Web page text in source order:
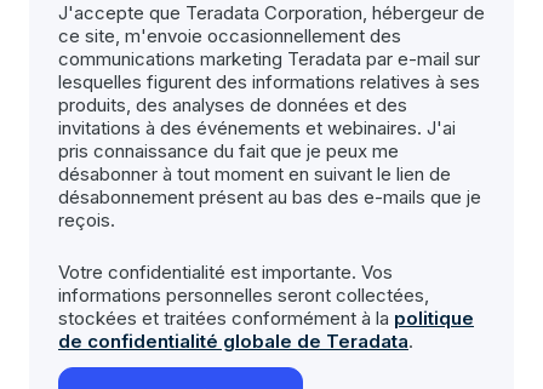
J'accepte que Teradata Corporation, hébergeur de
ce site, m'envoie occasionnellement des
communications marketing Teradata par e-mail sur
lesquelles figurent des informations relatives à ses
produits, des analyses de données et des
invitations à des événements et webinaires. J'ai
pris connaissance du fait que je peux me
désabonner à tout moment en suivant le lien de
désabonnement présent au bas des e-mails que je
reçois.
Votre confidentialité est importante. Vos
informations personnelles seront collectées,
stockées et traitées conformément à la politique
de confidentialité globale de Teradata.